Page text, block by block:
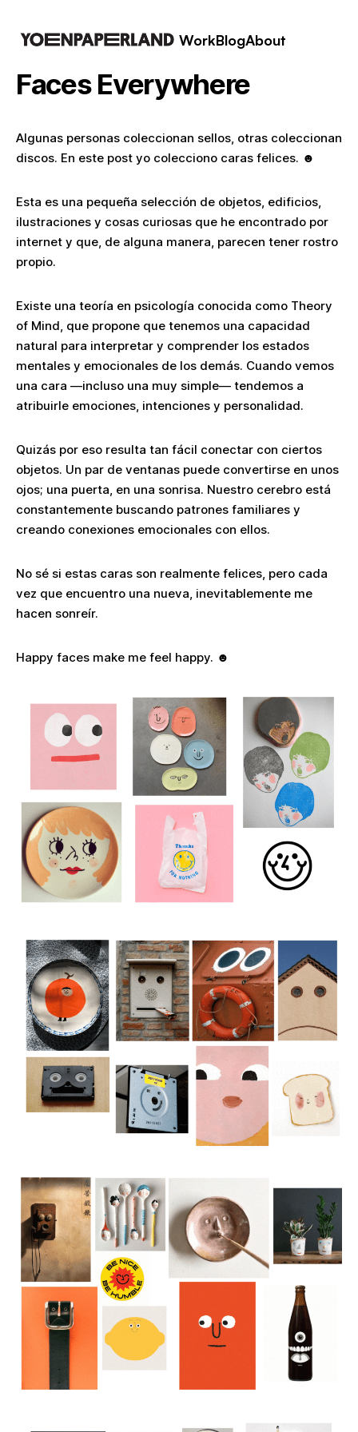
WorkBlogAbout
Faces Everywhere
Algunas personas coleccionan sellos, otras coleccionan
discos. En este post yo colecciono caras felices. ☻
Esta es una pequeña selección de objetos, edificios,
ilustraciones y cosas curiosas que he encontrado por
internet y que, de alguna manera, parecen tener rostro
propio.
Existe una teoría en psicología conocida como Theory
of Mind, que propone que tenemos una capacidad
natural para interpretar y comprender los estados
mentales y emocionales de los demás. Cuando vemos
una cara —incluso una muy simple— tendemos a
atribuirle emociones, intenciones y personalidad.
Quizás por eso resulta tan fácil conectar con ciertos
objetos. Un par de ventanas puede convertirse en unos
ojos; una puerta, en una sonrisa. Nuestro cerebro está
constantemente buscando patrones familiares y
creando conexiones emocionales con ellos.
No sé si estas caras son realmente felices, pero cada
vez que encuentro una nueva, inevitablemente me
hacen sonreír.
Happy faces make me feel happy. ☻